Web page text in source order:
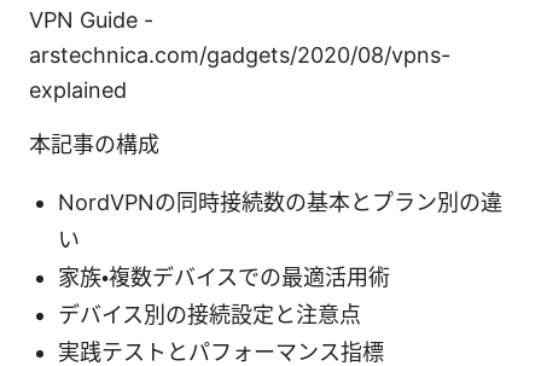
VPN Guide -
arstechnica.com/gadgets/2020/08/vpns-
explained
本記事の構成
NordVPNの同時接続数の基本とプラン別の違
い
家族・複数デバイスでの最適活用術
デバイス別の接続設定と注意点
実践テストとパフォーマンス指標